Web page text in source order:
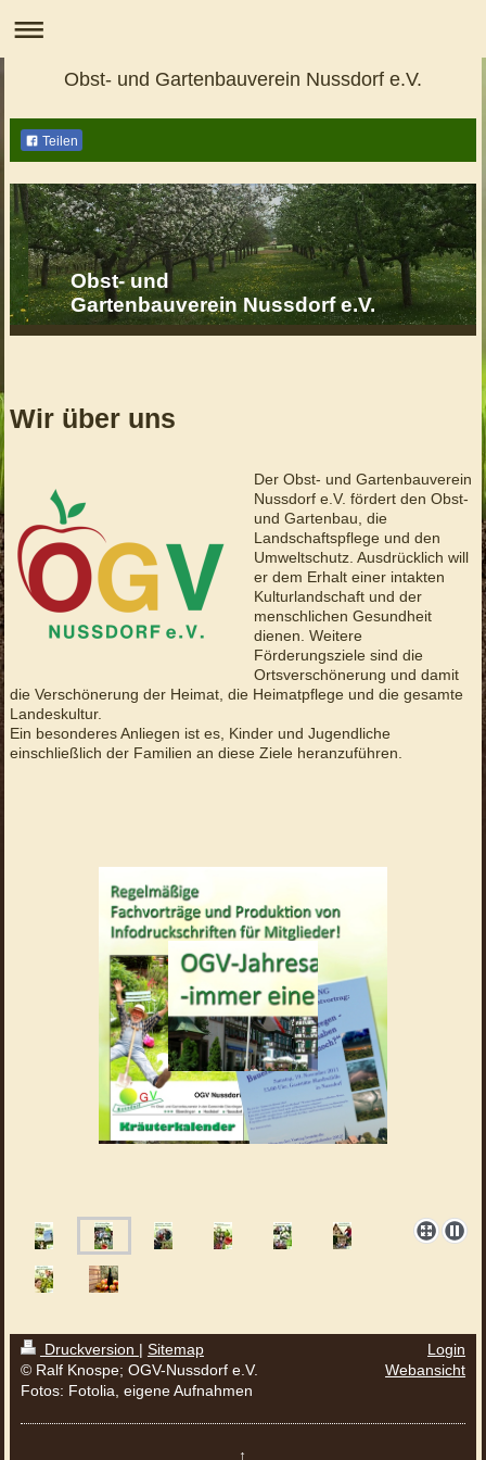
Obst- und Gartenbauverein Nussdorf e.V.
Teilen
Obst- und
Gartenbauverein Nussdorf e.V.
Wir über uns
Der Obst- und Gartenbauverein
Nussdorf e.V. fördert den Obst-
und Gartenbau, die
Landschaftspflege und den
Umweltschutz. Ausdrücklich will
er dem Erhalt einer intakten
Kulturlandschaft und der
menschlichen Gesundheit
dienen. Weitere
Förderungsziele sind die
Ortsverschönerung und damit
die Verschönerung der Heimat, die Heimatpflege und die gesamte
Landeskultur.
Ein besonderes Anliegen ist es, Kinder und Jugendliche
einschließlich der Familien an diese Ziele heranzuführen.
Druckversion | Sitemap
© Ralf Knospe; OGV-Nussdorf e.V.
Fotos: Fotolia, eigene Aufnahmen
Login
Webansicht
↑